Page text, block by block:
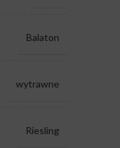
Balaton
wytrawne
Riesling